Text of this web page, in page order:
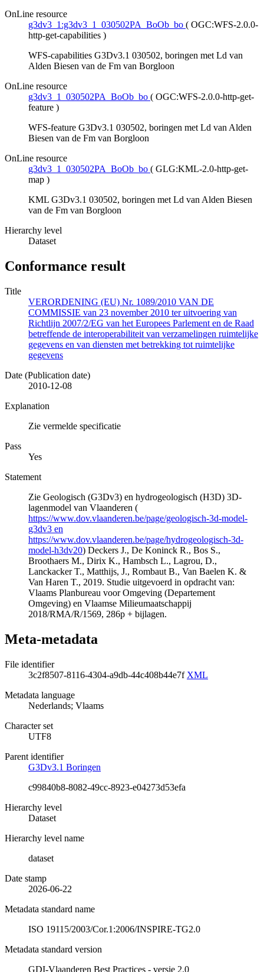
OnLine resource
g3dv3_1:g3dv3_1_030502PA_BoOb_bo ( OGC:WFS-2.0.0-
http-get-capabilities )
WFS-capabilities G3Dv3.1 030502, boringen met Ld van
Alden Biesen van de Fm van Borgloon
OnLine resource
g3dv3_1_030502PA_BoOb_bo ( OGC:WFS-2.0.0-http-get-
feature )
WFS-feature G3Dv3.1 030502, boringen met Ld van Alden
Biesen van de Fm van Borgloon
OnLine resource
g3dv3_1_030502PA_BoOb_bo ( GLG:KML-2.0-http-get-
map )
KML G3Dv3.1 030502, boringen met Ld van Alden Biesen
van de Fm van Borgloon
Hierarchy level
Dataset
Conformance result
Title
VERORDENING (EU) Nr. 1089/2010 VAN DE
COMMISSIE van 23 november 2010 ter uitvoering van
Richtlijn 2007/2/EG van het Europees Parlement en de Raad
betreffende de interoperabiliteit van verzamelingen ruimtelijke
gegevens en van diensten met betrekking tot ruimtelijke
gegevens
Date (Publication date)
2010-12-08
Explanation
Zie vermelde specificatie
Pass
Yes
Statement
Zie Geologisch (G3Dv3) en hydrogeologisch (H3D) 3D-
lagenmodel van Vlaanderen (
https://www.dov.vlaanderen.be/page/geologisch-3d-model-
g3dv3 en
https://www.dov.vlaanderen.be/page/hydrogeologisch-3d-
model-h3dv20) Deckers J., De Koninck R., Bos S.,
Broothaers M., Dirix K., Hambsch L., Lagrou, D.,
Lanckacker T., Matthijs, J., Rombaut B., Van Baelen K. &
Van Haren T., 2019. Studie uitgevoerd in opdracht van:
Vlaams Planbureau voor Omgeving (Departement
Omgeving) en Vlaamse Milieumaatschappij
2018/RMA/R/1569, 286p + bijlagen.
Meta-metadata
File identifier
3c2f8507-8116-4304-a9db-44c408b44e7f XML
Metadata language
Nederlands; Vlaams
Character set
UTF8
Parent identifier
G3Dv3.1 Boringen
c99840b8-8082-49cc-8923-e04273d53efa
Hierarchy level
Dataset
Hierarchy level name
dataset
Date stamp
2026-06-22
Metadata standard name
ISO 19115/2003/Cor.1:2006/INSPIRE-TG2.0
Metadata standard version
GDI-Vlaanderen Best Practices - versie 2.0